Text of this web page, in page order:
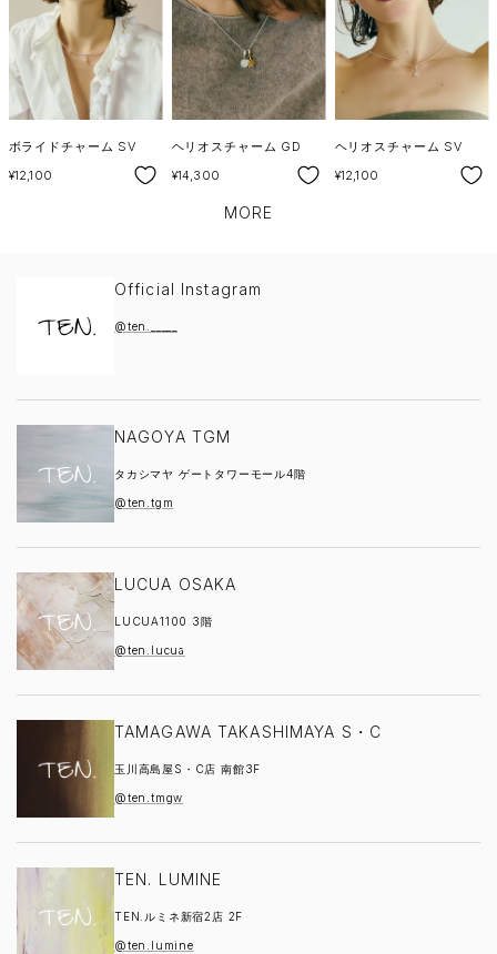
ボライドチャーム SV
SALE
¥12,100
ヘリオスチャーム GD
SALE
¥14,300
ヘリオスチャーム SV
SALE
¥12,100
MORE
Official Instagram
@ten._____
NAGOYA TGM
タカシマヤ ゲートタワーモール4階
@ten.tgm
LUCUA OSAKA
LUCUA1100 3階
@ten.lucua
TAMAGAWA TAKASHIMAYA S・C
玉川高島屋S・C店 南館3F
@ten.tmgw
TEN. LUMINE
TEN.ルミネ新宿2店 2F
@ten.lumine